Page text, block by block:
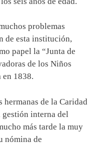
problemas
de esta institución,
papel la “Junta de
de los Niños
en 1838.
hermanas de la Caridad
gestión interna del
más tarde la muy
nómina de